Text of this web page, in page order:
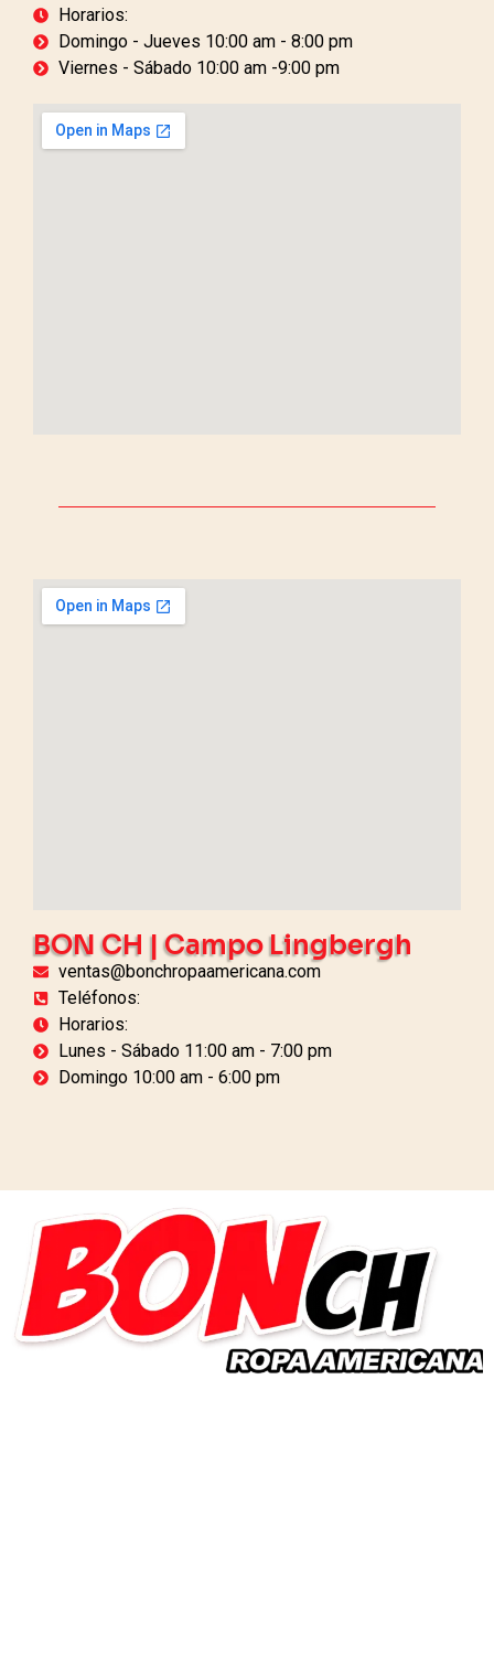
BON CH | Campo Lingbergh
ventas@bonchropaamericana.com
Teléfonos:
Horarios:
Lunes - Sábado 11:00 am - 7:00 pm
Domingo 10:00 am - 6:00 pm
Horarios:
Domingo - Jueves 10:00 am - 8:00 pm
Viernes - Sábado 10:00 am -9:00 pm